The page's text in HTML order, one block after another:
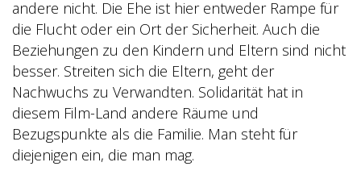
andere nicht. Die Ehe ist hier entweder Rampe für
die Flucht oder ein Ort der Sicherheit. Auch die
Beziehungen zu den Kindern und Eltern sind nicht
besser. Streiten sich die Eltern, geht der
Nachwuchs zu Verwandten. Solidarität hat in
diesem Film-Land andere Räume und
Bezugspunkte als die Familie. Man steht für
diejenigen ein, die man mag.